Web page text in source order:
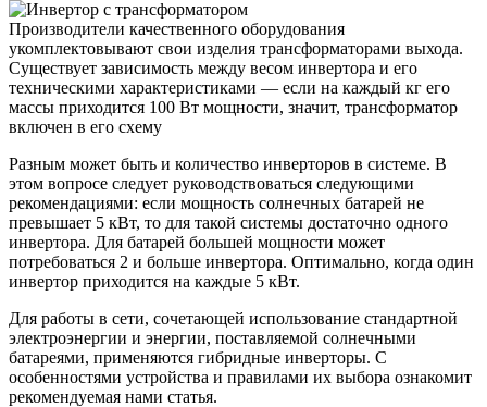
Производители качественного оборудования
укомплектовывают свои изделия трансформаторами выхода.
Существует зависимость между весом инвертора и его
техническими характеристиками — если на каждый кг его
массы приходится 100 Вт мощности, значит, трансформатор
включен в его схему
Разным может быть и количество инверторов в системе. В
этом вопросе следует руководствоваться следующими
рекомендациями: если мощность солнечных батарей не
превышает 5 кВт, то для такой системы достаточно одного
инвертора. Для батарей большей мощности может
потребоваться 2 и больше инвертора. Оптимально, когда один
инвертор приходится на каждые 5 кВт.
Для работы в сети, сочетающей использование стандартной
электроэнергии и энергии, поставляемой солнечными
батареями, применяются гибридные инверторы. С
особенностями устройства и правилами их выбора ознакомит
рекомендуемая нами статья.